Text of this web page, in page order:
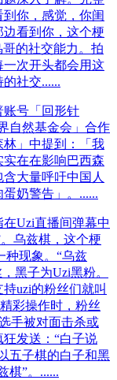
你，感觉，你闺
看到你，这个梗
的社交能力。拍
次开头都会用这
社交......
账号「回形针
自然基金会」合作
」中提到：「我
在在影响巴西森
大量呼吁中国人
奶警告」。......
Uzi直播间弹幕中
乌兹棋，这个梗
种现象。“乌兹
黑子为Uzi黑粉。
uzi的粉丝们就叫
彩操作时，粉丝
手被对面击杀或
发送：“白子说
五子棋的白子和黑
棋”。......